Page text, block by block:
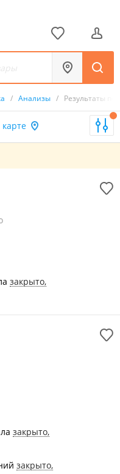
/ Анализы / Результаты
закрыто,
закрыто,
закрыто,